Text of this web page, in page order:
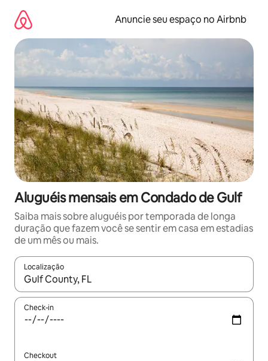
para
conteúdo
Anuncie seu espaço no Airbnb
Aluguéis mensais em Condado de Gulf
Saiba mais sobre aluguéis por temporada de longa
duração que fazem você se sentir em casa em estadias
de um mês ou mais.
Localização
Quando os resultados estiverem disponíveis, explore-os
Check-in
Checkout